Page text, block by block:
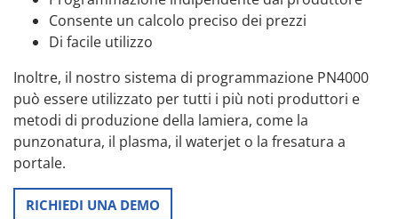
Consente un calcolo preciso dei prezzi
Di facile utilizzo
Inoltre, il nostro sistema di programmazione PN4000
può essere utilizzato per tutti i più noti produttori e
metodi di produzione della lamiera, come la
punzonatura, il plasma, il waterjet o la fresatura a
portale.
RICHIEDI UNA DEMO